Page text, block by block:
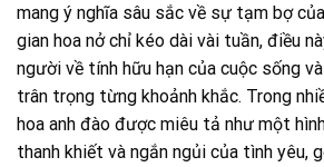
mang ý nghĩa sâu sắc về sự tạm bợ
gian hoa nở chỉ kéo dài vài tuần, điều
người về tính hữu hạn của cuộc sống
trân trọng từng khoảnh khắc. Trong
hoa anh đào được miêu tả như một
thanh khiết và ngắn ngủi của tình yêu,